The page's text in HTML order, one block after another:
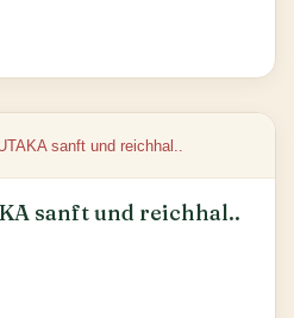
sanft und reichhal..